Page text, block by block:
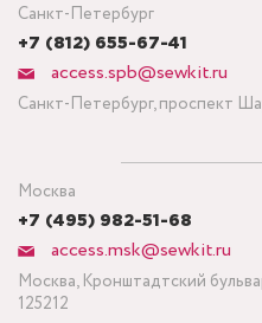
Санкт-Петербург
+7 (812) 655-67-41
access.spb@sewkit.ru
Санкт-Петербург, проспект
Москва
+7 (495) 982-51-68
access.msk@sewkit.ru
Москва, Кронштадтский
125212